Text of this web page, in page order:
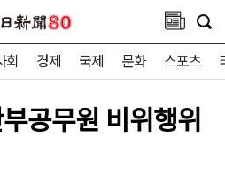
회 경제 국제 문화 스포츠
공무원 비위행위